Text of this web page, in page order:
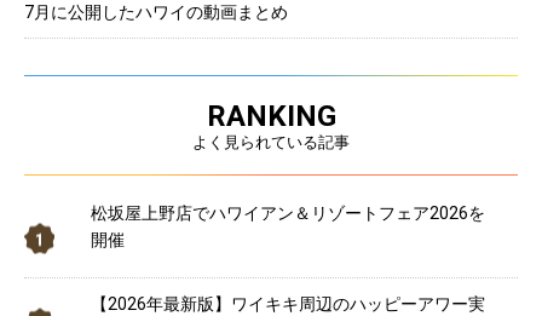
7月に公開したハワイの動画まとめ
RANKING
よく見られている記事
松坂屋上野店でハワイアン＆リゾートフェア2026を
開催
【2026年最新版】ワイキキ周辺のハッピーアワー実